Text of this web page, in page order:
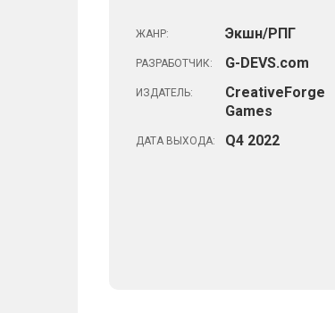
ЖАНР: Экшн/РПГ
РАЗРАБОТЧИК: G-DEVS.com
ИЗДАТЕЛЬ:
CreativeForge
Games
ДАТА ВЫХОДА: Q4 2022